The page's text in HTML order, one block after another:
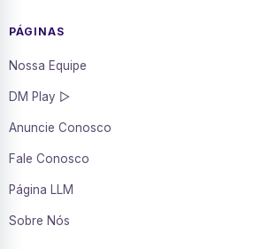
PÁGINAS
Nossa Equipe
DM Play ▷
Anuncie Conosco
Fale Conosco
Página LLM
Sobre Nós